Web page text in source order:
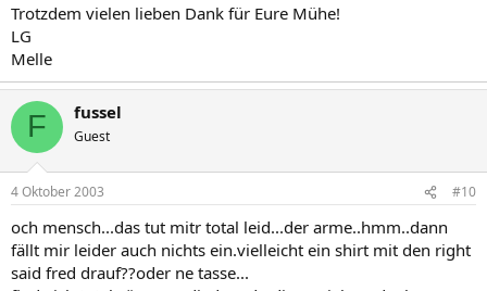
Trotzdem vielen lieben Dank für Eure Mühe!
LG
Melle
F fussel
Guest
4 Oktober 2003 #10
och mensch...das tut mitr total leid...der arme..hmm..dann
fällt mir leider auch nichts ein.vielleicht ein shirt mit den right
said fred drauf??oder ne tasse...